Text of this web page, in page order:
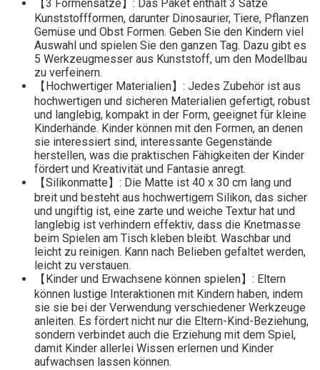
【3 Formensätze】: Das Paket enthält 3 Sätze
Kunststoffformen, darunter Dinosaurier, Tiere, Pflanzen
Gemüse und Obst Formen. Geben Sie den Kindern viel
Auswahl und spielen Sie den ganzen Tag. Dazu gibt es
5 Werkzeugmesser aus Kunststoff, um den Modellbau
zu verfeinern.
【Hochwertiger Materialien】: Jedes Zubehör ist aus
hochwertigen und sicheren Materialien gefertigt, robust
und langlebig, kompakt in der Form, geeignet für kleine
Kinderhände. Kinder können mit den Formen, an denen
sie interessiert sind, interessante Gegenstände
herstellen, was die praktischen Fähigkeiten der Kinder
fördert und Kreativität und Fantasie anregt.
【Silikonmatte】: Die Matte ist 40 x 30 cm lang und
breit und besteht aus hochwertigem Silikon, das sicher
und ungiftig ist, eine zarte und weiche Textur hat und
langlebig ist verhindern effektiv, dass die Knetmasse
beim Spielen am Tisch kleben bleibt. Waschbar und
leicht zu reinigen. Kann nach Belieben gefaltet werden,
leicht zu verstauen.
【Kinder und Erwachsene können spielen】: Eltern
können lustige Interaktionen mit Kindern haben, indem
sie sie bei der Verwendung verschiedener Werkzeuge
anleiten. Es fördert nicht nur die Eltern-Kind-Beziehung,
sondern verbindet auch die Erziehung mit dem Spiel,
damit Kinder allerlei Wissen erlernen und Kinder
aufwachsen lassen können.